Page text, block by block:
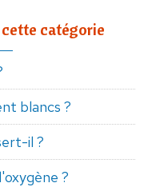
cette catégorie
blancs ?
il ?
?